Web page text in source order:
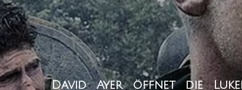
David Ayer öffnet die